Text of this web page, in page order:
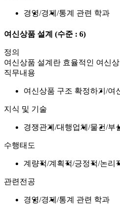
경영 경제 통계 관련 학과
여신상품 설계 (수준 : 6)
정의
여신상품 설계란 효율적인 여신
직무내용
여신상품 구조 확정하기 여
지식 및 기술
경쟁관계 대행업체 물건 부
수행태도
계량적 계획적 긍정적 논리
관련전공
경영 경제 통계 관련 학과